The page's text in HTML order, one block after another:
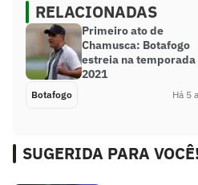
RELACIONADAS
Primeiro ato de
Chamusca: Botafogo
estreia na temporada
2021
Botafogo Há 5
SUGERIDA PARA VOCÊ!